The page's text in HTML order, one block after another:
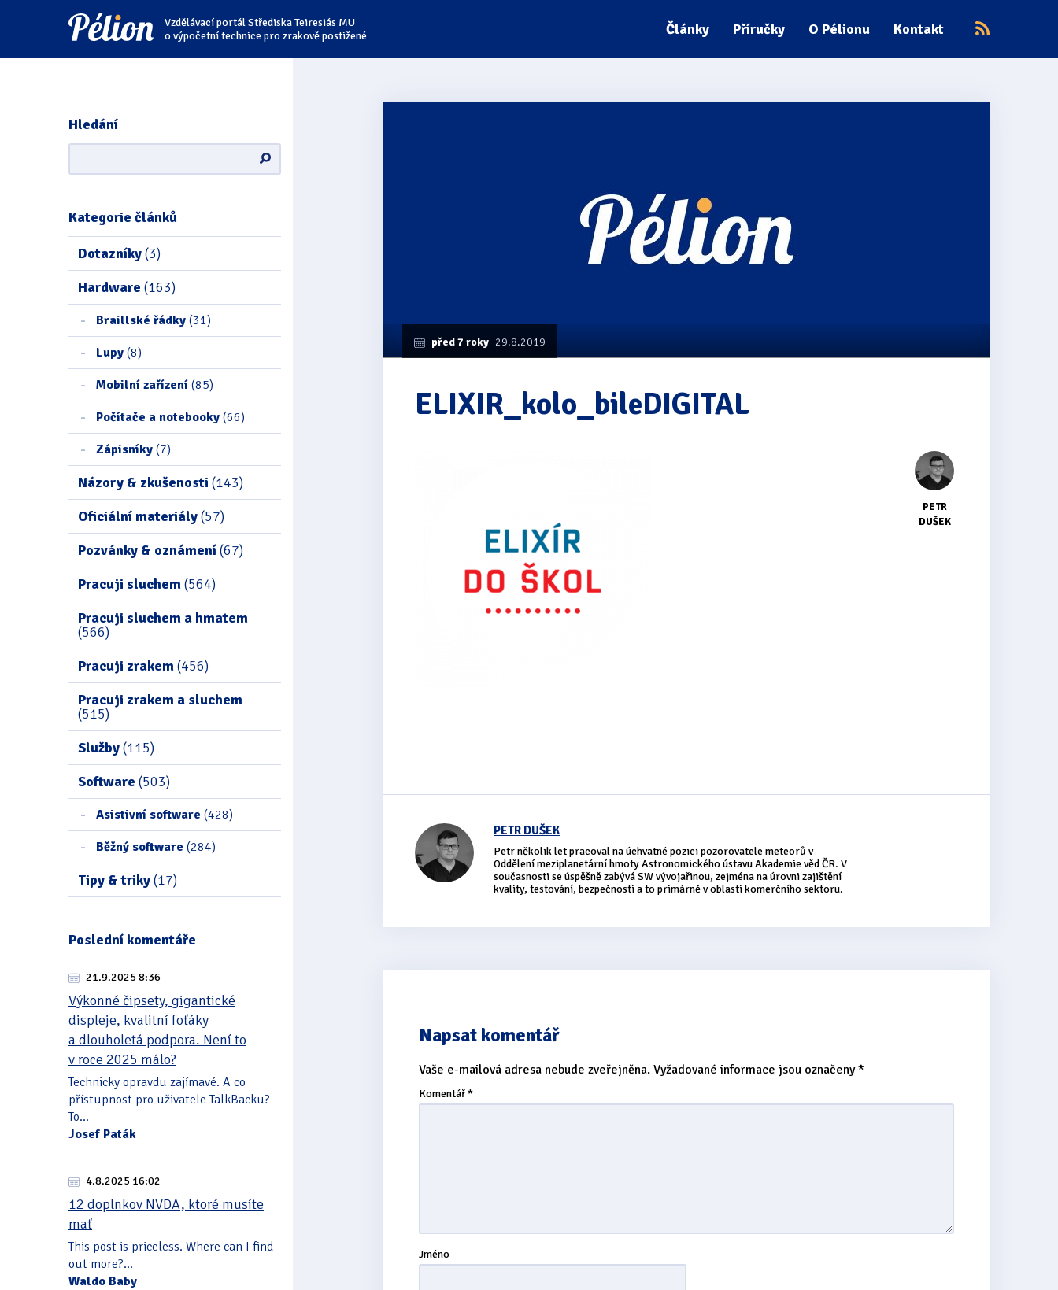
Přejít
na
štítky
Přejít
na
kategorie
Přejít
na
obsah
Vzdělávací portál Střediska Teiresiás MU
o výpočetní technice pro zrakově postižené
Články Příručky O Pélionu Kontakt
Hledání
Kategorie článků
Dotazníky(3)
Hardware (163)
Braillské řádky (31)
Lupy (8)
Mobilní zařízení (85)
Počítače a notebooky (66)
Zápisníky (7)
Názory & zkušenosti (143)
Oficiální materiály(57)
Pozvánky & oznámení(67)
Pracuji sluchem(564)
Pracuji sluchem a hmatem
(566)
Pracuji zrakem(456)
Pracuji zrakem a sluchem
(515)
Služby(115)
Software (503)
Asistivní software (428)
Běžný software (284)
Tipy & triky(17)
Poslední komentáře
21.9.2025 8:36
Výkonné čipsety, gigantické
displeje, kvalitní foťáky
a dlouholetá podpora. Není to
v roce 2025 málo?
Technicky opravdu zajímavé. A co
přístupnost pro uživatele TalkBacku?
To...
Josef Paták
4.8.2025 16:02
12 doplnkov NVDA, ktoré musíte
mať
This post is priceless. Where can I find
out more?...
Waldo Baby
před 7 roky 29.8.2019
ELIXIR_kolo_bileDIGITAL
PETR
DUŠEK
PETR DUŠEK
Petr několik let pracoval na úchvatné pozici pozorovatele meteorů v
Oddělení meziplanetární hmoty Astronomického ústavu Akademie věd ČR. V
současnosti se úspěšně zabývá SW vývojařinou, zejména na úrovni zajištění
kvality, testování, bezpečnosti a to primárně v oblasti komerčního sektoru.
Napsat komentář
Vaše e-mailová adresa nebude zveřejněna. Vyžadované informace jsou označeny*
Komentář*
Jméno